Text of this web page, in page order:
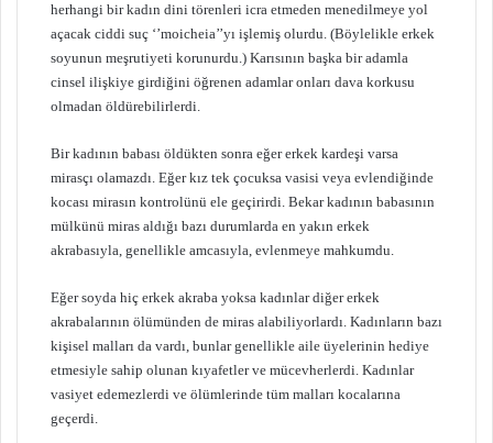
herhangi bir kadın dini törenleri icra etmeden menedilmeye yol
açacak ciddi suç ‘’moicheia’’yı işlemiş olurdu. (Böylelikle erkek
soyunun meşrutiyeti korunurdu.) Karısının başka bir adamla
cinsel ilişkiye girdiğini öğrenen adamlar onları dava korkusu
olmadan öldürebilirlerdi.
Bir kadının babası öldükten sonra eğer erkek kardeşi varsa
mirasçı olamazdı. Eğer kız tek çocuksa vasisi veya evlendiğinde
kocası mirasın kontrolünü ele geçirirdi. Bekar kadının babasının
mülkünü miras aldığı bazı durumlarda en yakın erkek
akrabasıyla, genellikle amcasıyla, evlenmeye mahkumdu.
Eğer soyda hiç erkek akraba yoksa kadınlar diğer erkek
akrabalarının ölümünden de miras alabiliyorlardı. Kadınların bazı
kişisel malları da vardı, bunlar genellikle aile üyelerinin hediye
etmesiyle sahip olunan kıyafetler ve mücevherlerdi. Kadınlar
vasiyet edemezlerdi ve ölümlerinde tüm malları kocalarına
geçerdi.